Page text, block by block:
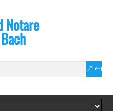
Notare